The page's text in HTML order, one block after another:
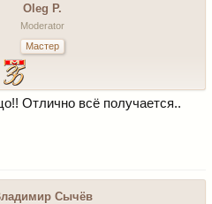
Oleg P.
Moderator
Мастер
Отлично всё получается..
Сычёв